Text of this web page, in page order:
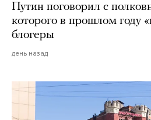
Путин поговорил с
которого в прошлом году
блогеры
день назад